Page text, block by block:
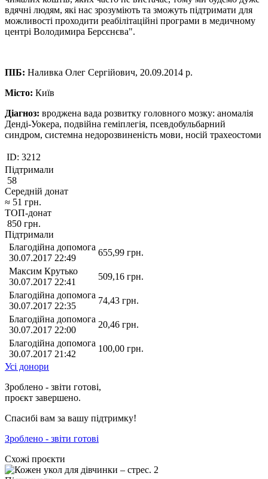
вдячні людям, які нас зрозуміють та зможуть підтримати для
можливості проходити реабілітаційні програми в медичному
центрі Володимира Берсєнєва".
ПІБ: Наливка Олег Сергійович, 20.09.2014 р.
Місто: Київ
Діагноз: вроджена вада розвитку головного мозку: аномалія
Денді-Уокера, подвійна геміплегія, псевдобульбарний
синдром, системна недорозвиненість мови, носій трахеостоми
ID: 3212
Підтримали
58
Середній донат
≈ 51 грн.
ТОП-донат
850 грн.
Підтримали
Благодійна допомога
30.07.2017 22:49
655,99 грн.
Максим Крутько
30.07.2017 22:41
509,16 грн.
Благодійна допомога
30.07.2017 22:35
74,43 грн.
Благодійна допомога
30.07.2017 22:00
20,46 грн.
Благодійна допомога
30.07.2017 21:42
100,00 грн.
Усі донори
Зроблено - звіти готові,
проєкт завершено.
Спасибі вам за вашу підтримку!
Зроблено - звіти готові
Схожі проєкти